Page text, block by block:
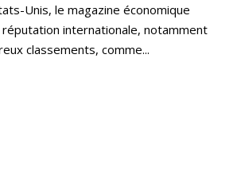
Unis, le magazine économique
réputation internationale, notamment
classements, comme...